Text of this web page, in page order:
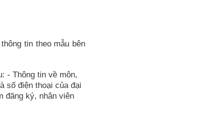
tin theo mẫu bên
- Thông tin về môn,
số điện thoại của đại
đăng ký, nhân viên